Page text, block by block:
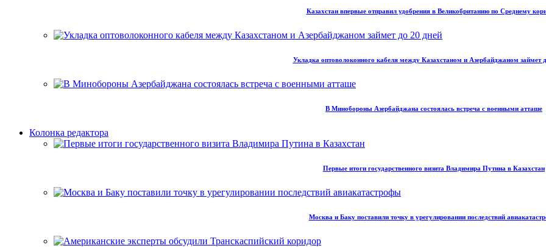
Казахстан впервые отправил удобрения в Великобританию по Среднему
Укладка оптоволоконного кабеля между Казахстаном и Азербайджаном займет
В Минобороны Азербайджана состоялась встреча с военными атташе
Колонка редактора
Первые итоги государственного визита Владимира Путина в Казахстан
Москва и Баку поставили точку в урегулировании последствий